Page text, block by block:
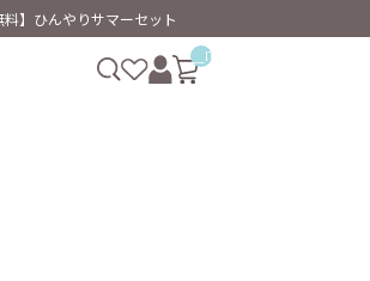
料】ひんやりサマーセット
__ITM_CNT__